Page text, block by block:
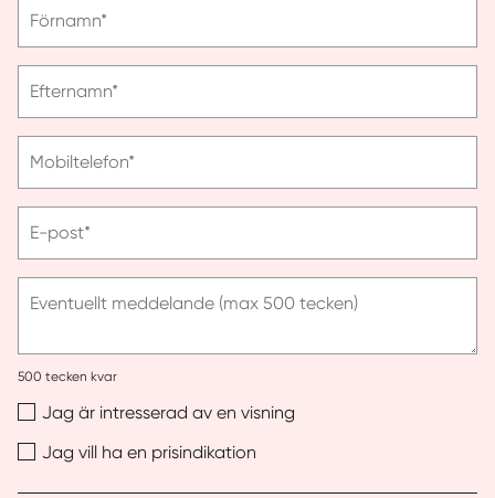
ange
Förnamn*
ange
Efternamn*
ange
Mobiltelefon*
ange
post
E-post*
Eventuellt meddelande (max 500 tecken)
500 tecken kvar
Jag är intresserad av en visning
Jag vill ha en prisindikation